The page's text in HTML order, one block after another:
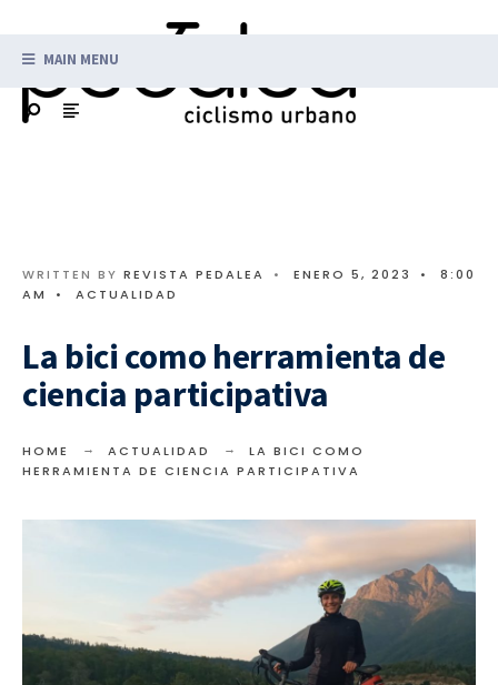
MAIN MENU
WRITTEN BY REVISTA PEDALEA • ENERO 5, 2023 •
8:00
AM
• ACTUALIDAD
La bici como herramienta de
ciencia participativa
HOME ACTUALIDAD
LA BICI COMO
HERRAMIENTA DE CIENCIA PARTICIPATIVA